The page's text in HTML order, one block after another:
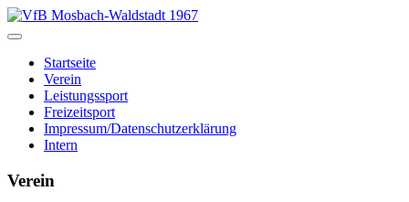
Startseite
Verein
Leistungssport
Freizeitsport
Impressum/Datenschutzerklärung
Intern
Verein